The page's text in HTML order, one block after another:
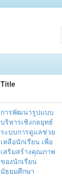
Title
การพัฒนารูปแบบ
บริหารเชิงกลยุทธ์
ระบบการดูแลช่วย
เหลือนักเรียน เพื่อ
เสริมสร้างคุณภาพ
ของนักเรียน
มัธยมศึกษา